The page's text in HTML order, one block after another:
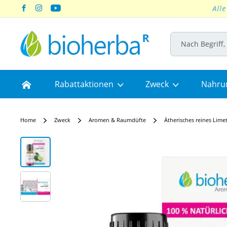
Skip
Content
Rabattaktionen Zweck
Home Zweck Aromen & Raumdüfte Ätherisches reines
Skip
the
end
the
images